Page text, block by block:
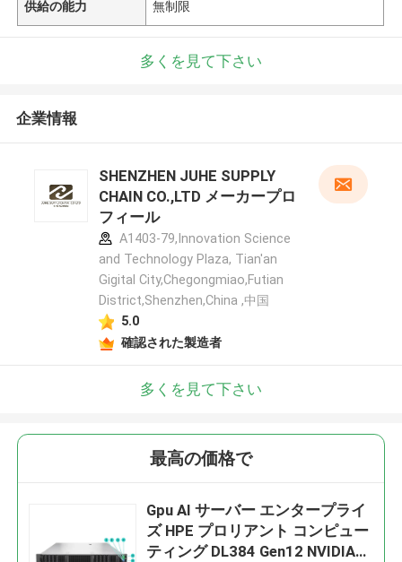
供給の能力 無制限
多くを見て下さい
企業情報
SHENZHEN JUHE SUPPLY
CHAIN CO.,LTD メーカープロ
フィール
A1403-79,Innovation Science
and Technology Plaza, Tian'an
Gigital City,Chegongmiao,Futian
District,Shenzhen,China ,中国
5.0
確認された製造者
多くを見て下さい
最高の価格で
Gpu AI サーバー エンタープライ
ズ HPE プロリアント コンピュー
ティング DL384 Gen12 NVIDIA